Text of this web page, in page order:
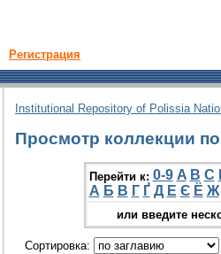
Регистрация
Institutional Repository of Polissia
Просмотр коллекции
Перейти к: 0-9 A B C
А Б В Г Ґ Д Е Є Ё Ж
или введите
Сортировка: